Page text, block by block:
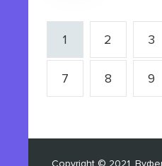
1 2 3
7 8 9
Copyright © 2021,